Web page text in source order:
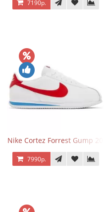
7190р.
Nike Cortez Forrest Gump 2024
7990р.